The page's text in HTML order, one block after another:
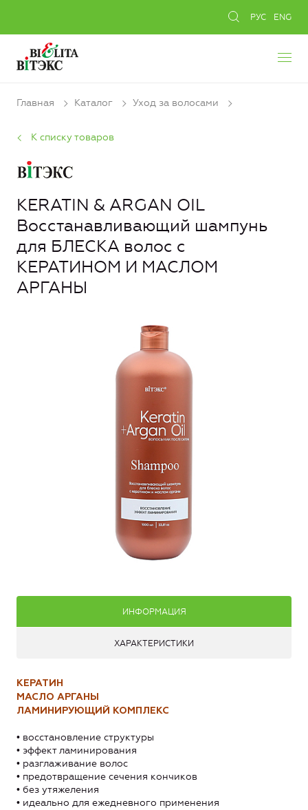
РУС ENG
Главная Каталог Уход за волосами
К списку товаров
KERATIN & ARGAN OIL
Восстанавливающий шампунь
для БЛЕСКА волос с
КЕРАТИНОМ И МАСЛОМ
АРГАНЫ
ИНФОРМАЦИЯ
ХАРАКТЕРИСТИКИ
КЕРАТИН
МАСЛО АРГАНЫ
ЛАМИНИРУЮЩИЙ КОМПЛЕКС
• восстановление структуры
• эффект ламинирования
• разглаживание волос
• предотвращение сечения кончиков
• без утяжеления
• идеально для ежедневного применения